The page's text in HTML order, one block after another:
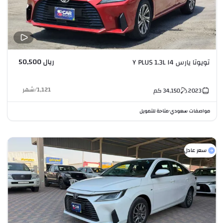
تويوتا يارس Y PLUS 1.3L I4 ريال 50,500
2023
34,150كم 1,121
/شهر
مواصفات سعودي•متاحة للتمويل
سعر عادل